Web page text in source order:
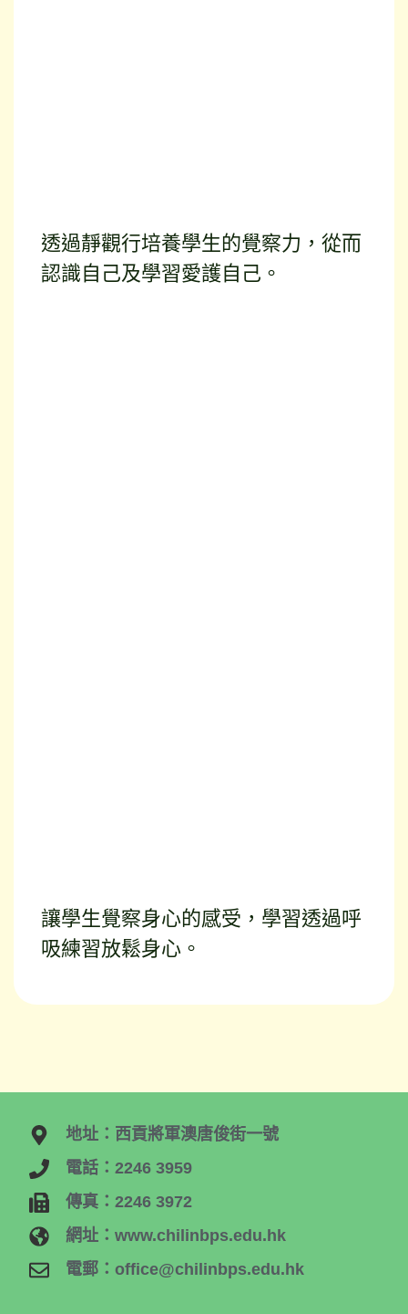
透過靜觀行培養學生的覺察力，從而
認識自己及學習愛護自己。
讓學生覺察身心的感受，學習透過呼
吸練習放鬆身心。
地址：西貢將軍澳唐俊街一號
電話：2246 3959
傳真：2246 3972
網址：www.chilinbps.edu.hk
電郵：office@chilinbps.edu.hk